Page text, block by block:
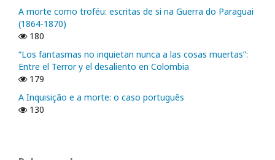
A morte como troféu: escritas de si na Guerra do Paraguai
(1864-1870)
180
“Los fantasmas no inquietan nunca a las cosas muertas”:
Entre el Terror y el desaliento en Colombia
179
A Inquisição e a morte: o caso português
130